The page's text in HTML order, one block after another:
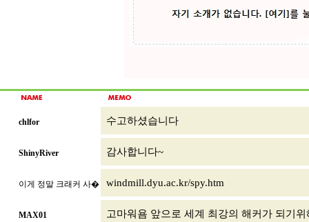
chlfor 수고하셨습니다
ShinyRiver 감사합니다~
이게 정말 크래커 사� windmill.dyu.ac.kr/spy.htm
MAX01 고마워욤 앞으로 세계 최강의 해커가 되기